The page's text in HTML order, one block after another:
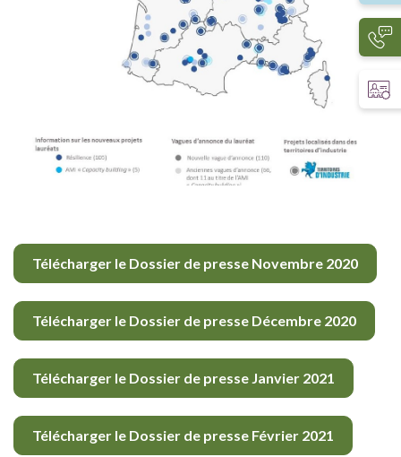
Télécharger le Dossier de presse Novembre 2020
Télécharger le Dossier de presse Décembre 2020
Télécharger le Dossier de presse Janvier 2021
Télécharger le Dossier de presse Février 2021